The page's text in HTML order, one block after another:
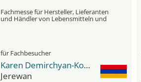
Fachmesse für Hersteller, Lieferanten
und Händler von Lebensmitteln und
für Fachbesucher
Karen Demirchyan-Komplex
Jerewan